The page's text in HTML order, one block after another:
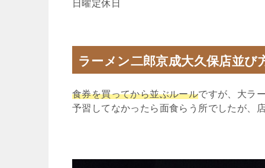
日曜定休日
ラーメン二郎京成大久保店並び
食券を買ってから並ぶルールですが、大ラ
予習してなかったら面食らう所でしたが、